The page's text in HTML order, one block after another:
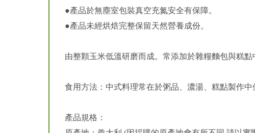
●產品於無塵室包裝真空充氮安全有保障。
●產品未經烘焙完整保留天然營養成份。
由整顆玉米低溫研磨而成。常添加於雜糧麵包與糕
食用方法：中式料理常在於粥品、濃湯、糕點製作
產品規格：